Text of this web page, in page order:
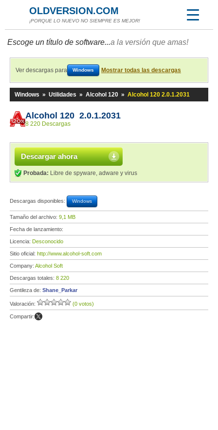
OLDVERSION.COM
¡PORQUE LO NUEVO NO SIEMPRE ES MEJOR!
Escoge un título de software...a la versión que amas!
Ver descargas para Windows Mostrar todas las descargas
Windows » Utilidades » Alcohol 120 » Alcohol 120 2.0.1.2031
Alcohol 120 2.0.1.2031
8 220 Descargas
Descargar ahora
Probada: Libre de spyware, adware y virus
Descargas disponibles: Windows
Tamaño del archivo: 9,1 MB
Fecha de lanzamiento:
Licencia: Desconocido
Sitio oficial: http://www.alcohol-soft.com
Company: Alcohol Soft
Descargas totales: 8 220
Gentileza de: Shane_Parkar
Valoración: (0 votos)
Compartir: